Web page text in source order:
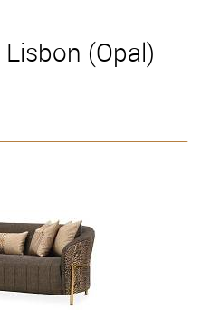
(Opal)